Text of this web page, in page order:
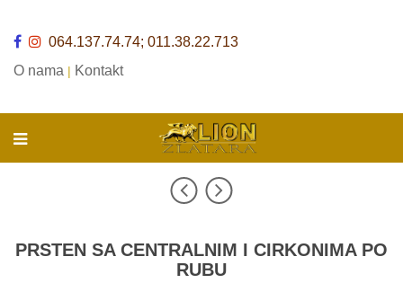
064.137.74.74; 011.38.22.713
O nama | Kontakt
PRSTEN SA CENTRALNIM I CIRKONIMA PO
RUBU